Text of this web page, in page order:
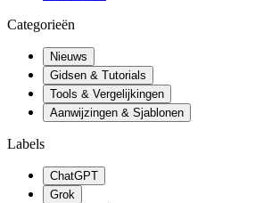
Categorieën
Nieuws
Gidsen & Tutorials
Tools & Vergelijkingen
Aanwijzingen & Sjablonen
Labels
ChatGPT
Grok